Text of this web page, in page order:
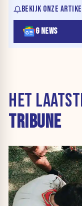
BEKIJK ONZE
G NEWS
HET
TRIBUNE